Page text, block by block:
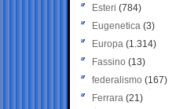
Esteri (784)
Eugenetica (3)
Europa (1.314)
Fassino (13)
federalismo (167)
Ferrara (21)